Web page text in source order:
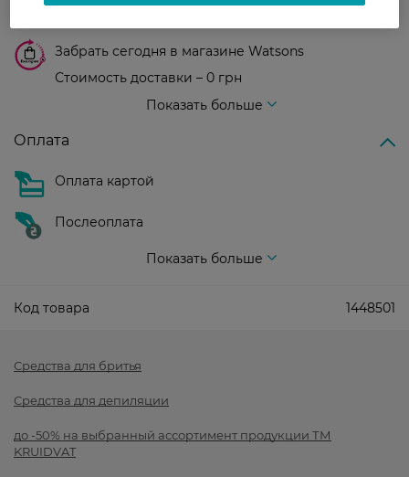
Забрать сегодня в магазине Watsons
Стоимость доставки – 0 грн
Показать больше
Оплата
Оплата картой
Послеоплата
Показать больше
Код товара 1448501
Средства для бритья
Средства для депиляции
до -50% на выбранный ассортимент продукции ТМ
KRUIDVAT